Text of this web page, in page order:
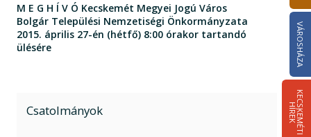
VÁROSHÁZA
K
E
C
S
K
E
M
É
T
I
HÍ
R
E
K
M E G H Í V Ó Kecskemét Megyei Jogú Város
Bolgár Települési Nemzetiségi Önkormányzata
2015. április 27-én (hétfő) 8:00 órakor tartandó
ülésére
Csatolmányok